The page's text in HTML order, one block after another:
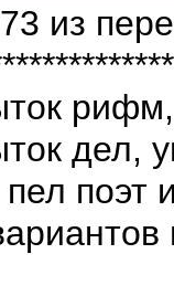
из
дел,
поэт